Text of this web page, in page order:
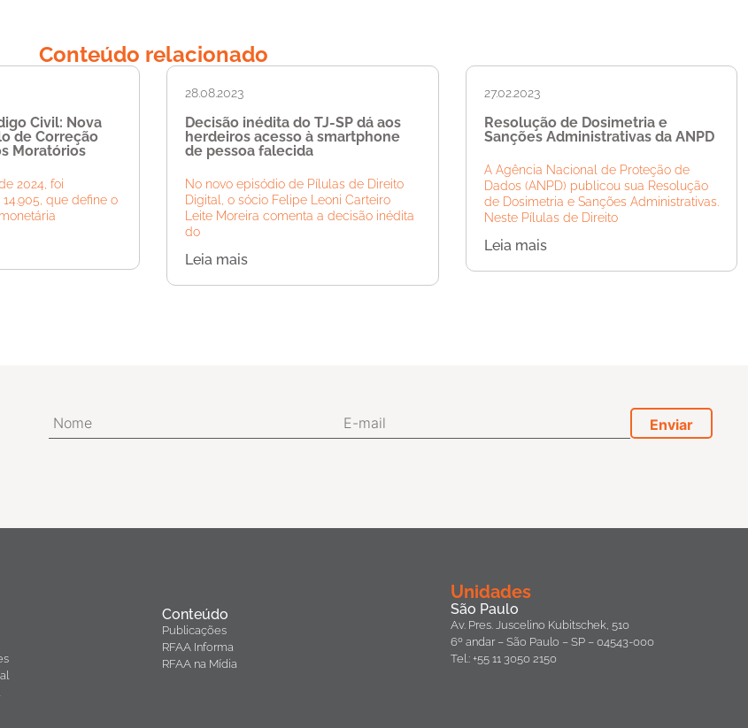
Conteúdo relacionado
Civil: Nova
de Correção
Moratórios
2024, foi
que define o
28.08.2023
Decisão inédita do TJ-SP dá aos
herdeiros acesso à smartphone
de pessoa falecida
No novo episódio de Pílulas de Direito
Digital, o sócio Felipe Leoni Carteiro
Leite Moreira comenta a decisão inédita
do
Leia mais
27.02.2023
Resolução de Dosimetria e
Sanções Administrativas da ANPD
A Agência Nacional de Proteção de
Dados (ANPD) publicou sua Resolução
de Dosimetria e Sanções Administrativas.
Neste Pílulas de Direito
Leia mais
Conteúdo
Publicações
RFAA Informa
RFAA na Mídia
Unidades
São Paulo
Av. Pres. Juscelino Kubitschek, 510
6º andar – São Paulo – SP – 04543-000
Tel.: +55 11 3050 2150